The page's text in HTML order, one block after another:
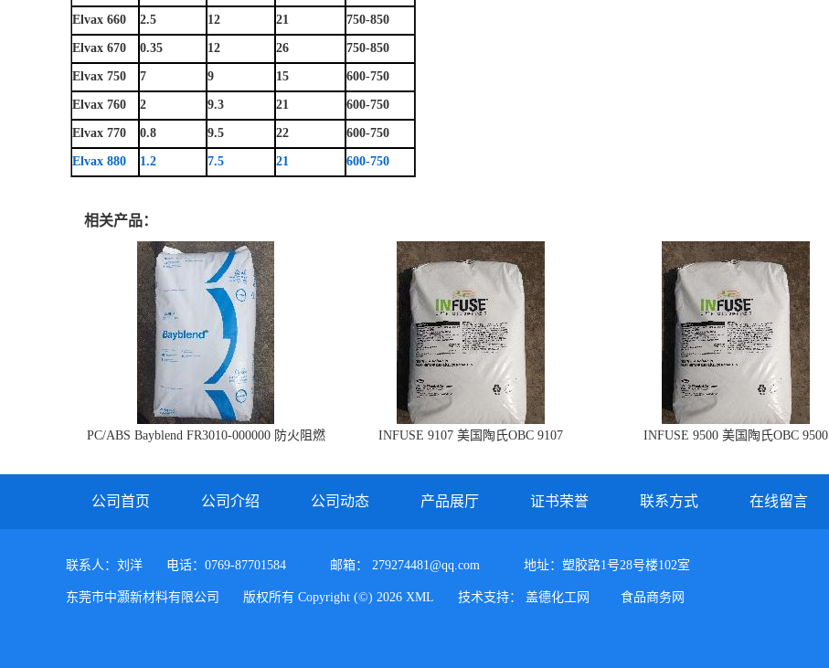
Elvax 660 2.5 12 21 750-850
Elvax 670 0.35 12 26 750-850
Elvax 750 7 9 15 600-750
Elvax 760 2 9.3 21 600-750
Elvax 770 0.8 9.5 22 600-750
Elvax 880 1.2 7.5 21 600-750
相关产品：
PC/ABS Bayblend FR3010-000000 防火阻燃
INFUSE 9107 美国陶氏OBC 9107 INFUSE 9500 美国陶氏OBC 9500
公司首页 公司介绍 公司动态 产品展厅 证书荣誉 联系方式 在线留言
联系人：刘洋 电话：0769-87701584 邮箱： 279274481@qq.com 地址：塑胶路1号28号楼102室
东莞市中灏新材料有限公司 版权所有 Copyright (©) 2026 XML 技术支持： 盖德化工网 食品商务网